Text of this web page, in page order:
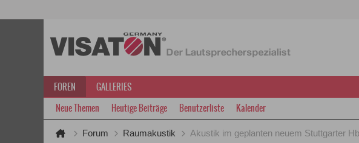
FOREN
GALLERIES
Neue Themen
Heutige Beiträge Benutzerliste Kalender
Forum Raumakustik Akustik im geplanten neuem Stuttgarter